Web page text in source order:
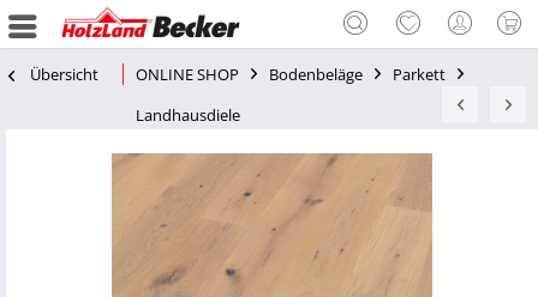
Übersicht ONLINE SHOP Bodenbeläge
Parkett
Landhausdiele